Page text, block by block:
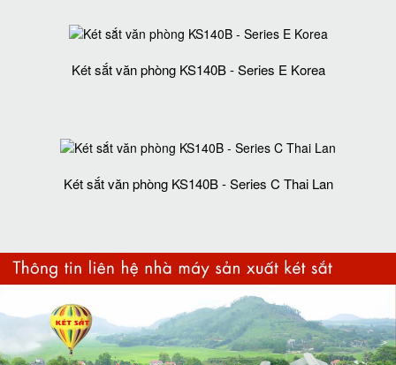
Két sắt văn phòng KS140B - Series E Korea
Két sắt văn phòng KS140B - Series C Thai Lan